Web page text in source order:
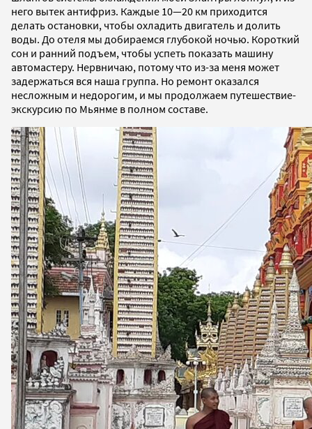
него вытек антифриз. Каждые 10—20 км приходится
делать остановки, чтобы охладить двигатель и долить
воды. До отеля мы добираемся глубокой ночью. Короткий
сон и ранний подъем, чтобы успеть показать машину
автомастеру. Нервничаю, потому что из-за меня может
задержаться вся наша группа. Но ремонт оказался
несложным и недорогим, и мы продолжаем путешествие-
экскурсию по Мьянме в полном составе.